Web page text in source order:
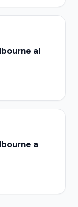
al
a